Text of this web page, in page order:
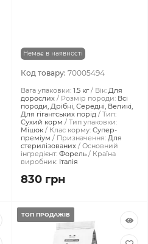
Немає в наявності
Код товару: 70005494
Вага упаковки: 1.5 кг Вік: Для
дорослих
Розмір породи: Всі
породи, Дрібні, Середні, Великі,
Для гігантських порід
Тип:
Сухий корм
Тип упаковки:
Мішок
Клас корму: Супер-
преміум
Призначення: Для
стерилізованих
Основний
інгредієнт: Форель
Країна
виробник: Італія
830 грн
ТОП ПРОДАЖІВ